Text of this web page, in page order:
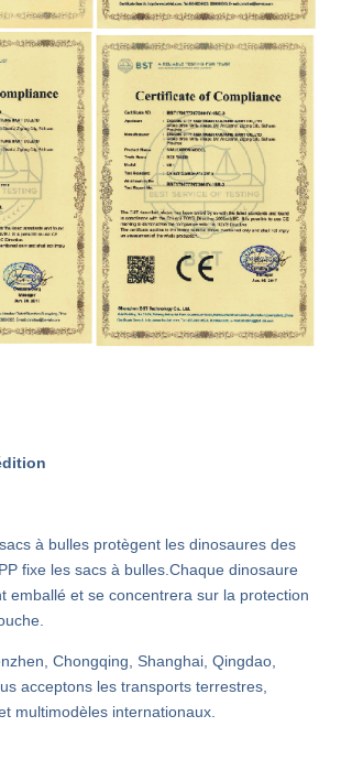
à bulles protègent les dinosaures des
fixe les sacs à bulles.Chaque dinosaure
emballé et se concentrera sur la protection
Chongqing, Shanghai, Qingdao,
acceptons les transports terrestres,
multimodèles internationaux.